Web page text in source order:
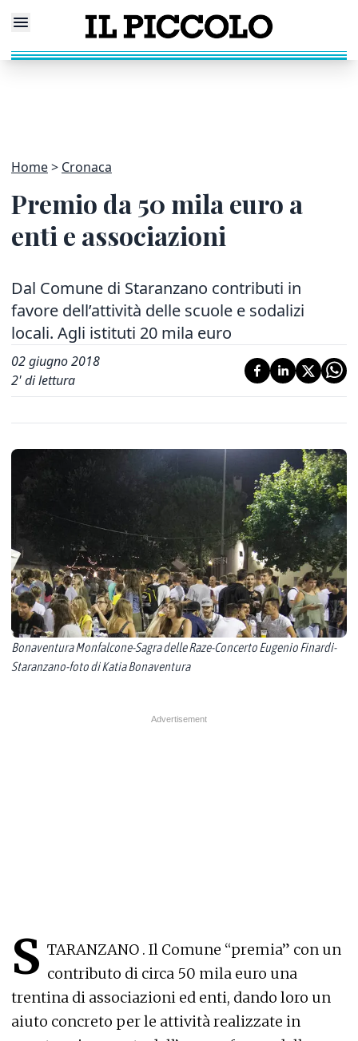
Home Cronaca
Premio da 50 mila euro a
enti e associazioni
Dal Comune di Staranzano contributi in
favore dell’attività delle scuole e sodalizi
locali. Agli istituti 20 mila euro
02 giugno 2018
2' di lettura
Bonaventura Monfalcone-Sagra delle Raze-Concerto Eugenio Finardi-
Staranzano-foto di Katia Bonaventura
S TARANZANO . Il Comune “premia” con un
contributo di circa 50 mila euro una
trentina di associazioni ed enti, dando loro un
aiuto concreto per le attività realizzate in